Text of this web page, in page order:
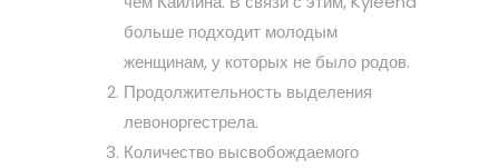
больше подходит молодым
женщинам, у которых не было родов.
Продолжительность выделения
левоноргестрела.
Количество высвобождаемого